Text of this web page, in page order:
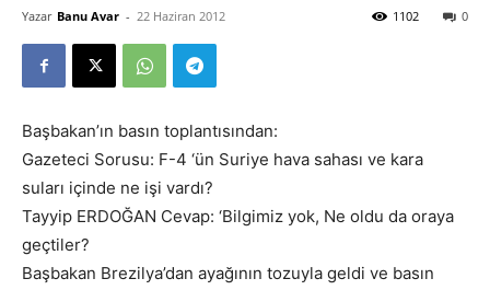
Yazar Banu Avar - 22 Haziran 2012 0
1102
Başbakan’ın basın toplantısından:
Gazeteci Sorusu: F-4 ‘ün Suriye hava sahası ve kara
suları içinde ne işi vardı?
Tayyip ERDOĞAN Cevap: ‘Bilgimiz yok, Ne oldu da oraya
geçtiler?
Başbakan Brezilya’dan ayağının tozuyla geldi ve basın